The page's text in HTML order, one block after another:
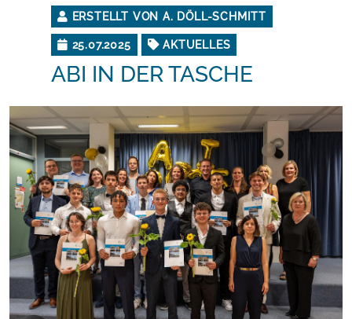
ERSTELLT VON A. DÖLL-SCHMITT
25.07.2025 AKTUELLES
ABI IN DER TASCHE